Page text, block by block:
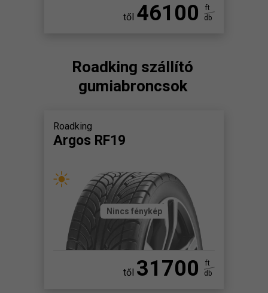
től 46100
ft
db
Roadking szállító
gumiabroncsok
Roadking
Argos RF19
Nincs fénykép
től 31700
ft
db